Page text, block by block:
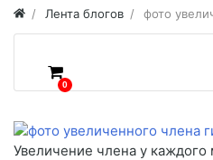
Лента блогов фото
0
Увеличение члена у